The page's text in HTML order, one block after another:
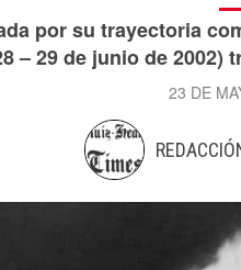
por su trayectoria
– 29 de junio de
23 DE